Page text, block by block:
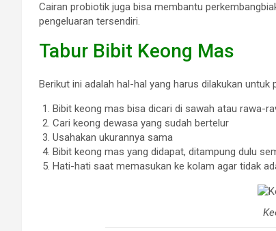
Cairan probiotik juga bisa membantu
pengeluaran tersendiri.
Tabur Bibit Keong Mas
Berikut ini adalah hal-hal yang harus dilakukan untuk
Bibit keong mas bisa dicari di sawah atau rawa-
Cari keong dewasa yang sudah bertelur
Usahakan ukurannya sama
Bibit keong mas yang didapat, ditampung dulu
Hati-hati saat memasukan ke kolam agar tidak